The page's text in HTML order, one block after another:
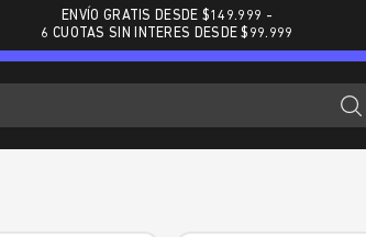
ENVÍO GRATIS DESDE $149.999 -
6 CUOTAS SIN INTERES DESDE $99.999